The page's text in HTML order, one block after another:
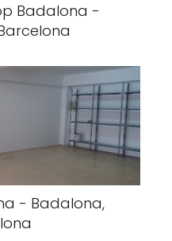
Badalona -
- Badalona,